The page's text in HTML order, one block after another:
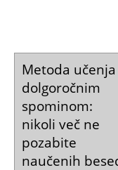
Metoda učenja
dolgoročnim
spominom:
nikoli več ne
pozabite
naučenih